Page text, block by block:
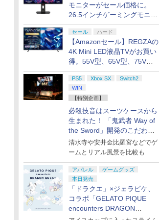
モニターがセール価格に。
26.5インチゲーミングモニタ
ー「ROG Strix OLED
XG27ACDMS」限定モデルも
お買い得
セール ハード
【Amazonセール】REGZAの
4K Mini LED液晶TVがお買い
得。55V型、65V型、75V型
の2026年モデルがラインナ
ップ
PS5 Xbox SX
Switch2
WIN
【特別企画】
必殺技音はスーツケースから
生まれた！ 「鬼武者 Way of
the Sword」開発のこだわり
を目撃！
清水寺や安井金比羅宮などでゲ
ームとリアル風景を比較も
アパレル
ゲームグッズ
本日発売
「ドラクエ」×ジェラピケ、
コラボ「GELATO PIQUE
encounters DRAGON
QUEST」第2弾が本日発売